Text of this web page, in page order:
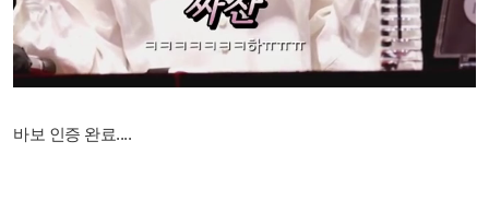
바보 인증 완료....